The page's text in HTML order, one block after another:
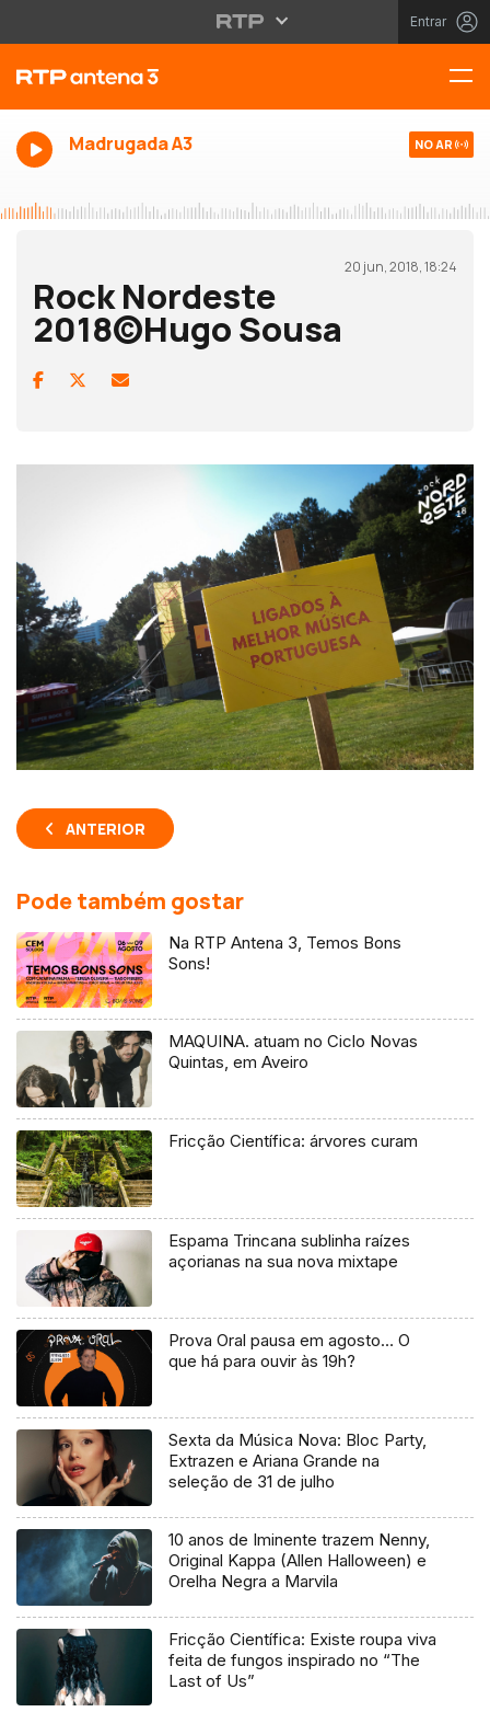
Entrar
Madrugada A3 NO AR
20 jun, 2018, 18:24
Rock Nordeste
2018©Hugo Sousa
ANTERIOR
Pode também gostar
Na RTP Antena 3, Temos Bons
Sons!
MAQUINA. atuam no Ciclo Novas
Quintas, em Aveiro
Fricção Científica: árvores curam
Espama Trincana sublinha raízes
açorianas na sua nova mixtape
Prova Oral pausa em agosto… O
que há para ouvir às 19h?
Sexta da Música Nova: Bloc Party,
Extrazen e Ariana Grande na
seleção de 31 de julho
10 anos de Iminente trazem Nenny,
Original Kappa (Allen Halloween) e
Orelha Negra a Marvila
Fricção Científica: Existe roupa viva
feita de fungos inspirado no “The
Last of Us”